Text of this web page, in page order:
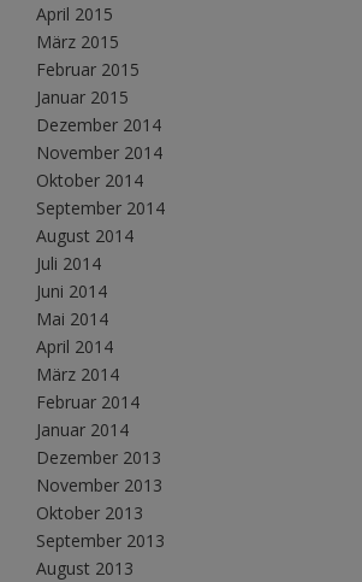
April 2015
März 2015
Februar 2015
Januar 2015
Dezember 2014
November 2014
Oktober 2014
September 2014
August 2014
Juli 2014
Juni 2014
Mai 2014
April 2014
März 2014
Februar 2014
Januar 2014
Dezember 2013
November 2013
Oktober 2013
September 2013
August 2013